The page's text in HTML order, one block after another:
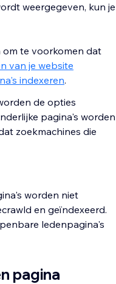
weergegeven, kun je
om te voorkomen dat
van je website
indexeren.
de opties
pagina's worden
zoekmachines die
worden niet
en geïndexeerd.
ledenpagina's
pagina